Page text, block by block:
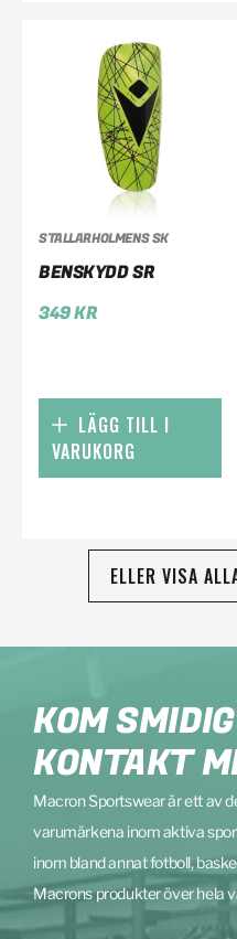
STALLARHOLMENS SK
BENSKYDD SR
349KR
LÄGG TILL I
VARUKORG
ELLER VISA
KOM
KONTAKT
Macron Sportswear är ett av
varumärkena inom aktiva
inom bland annat fotboll,
Macrons produkter över hela